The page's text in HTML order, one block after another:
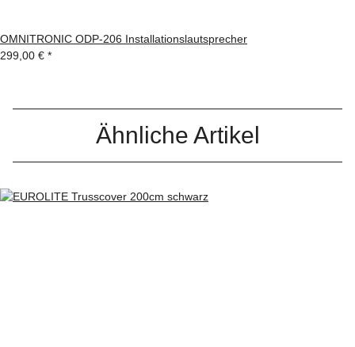
OMNITRONIC ODP-206 Installationslautsprecher
299,00 € *
Ähnliche Artikel